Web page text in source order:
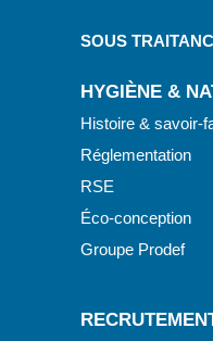
SOUS
HYGIÈNE &
Histoire & savoir-
Réglementation
RSE
Éco-conception
Groupe Prodef